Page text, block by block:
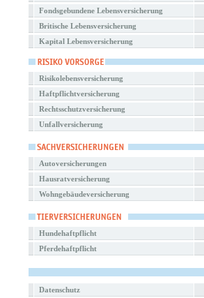
Fondsgebundene Lebensversicherung
Britische Lebensversicherung
Kapital Lebensversicherung
Risikolebensversicherung
Haftpflichtversicherung
Rechtsschutzversicherung
Unfallversicherung
Autoversicherungen
Hausratversicherung
Wohngebäudeversicherung
Hundehaftpflicht
Pferdehaftpflicht
Datenschutz